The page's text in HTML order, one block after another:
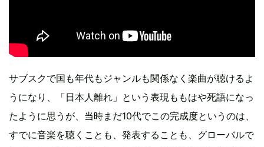
サブスクで国も年代もジャンルも関係なく楽曲が聴けるよ
うになり、「日本人離れ」という表現ももはや死語になっ
たように思うが、当時まだ10代でこの完成度というのは、
すでに音楽を聴くことも、発表することも、グローバルで